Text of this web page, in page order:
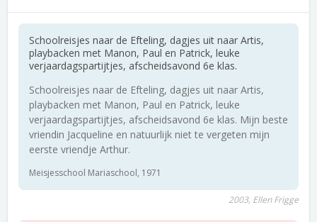
Schoolreisjes naar de Efteling, dagjes uit naar Artis,
playbacken met Manon, Paul en Patrick, leuke
verjaardagspartijtjes, afscheidsavond 6e klas.
Schoolreisjes naar de Efteling, dagjes uit naar Artis,
playbacken met Manon, Paul en Patrick, leuke
verjaardagspartijtjes, afscheidsavond 6e klas. Mijn beste
vriendin Jacqueline en natuurlijk niet te vergeten mijn
eerste vriendje Arthur.
Meisjesschool Mariaschool, 1971
2003, Ellen Frigge